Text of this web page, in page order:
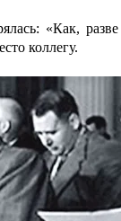
«Как,
коллегу.